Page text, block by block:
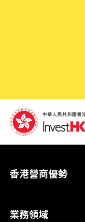
香港營商優勢
業務領域